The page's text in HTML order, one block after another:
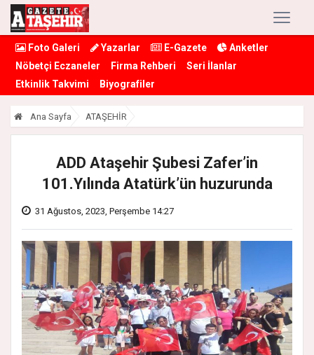
Foto Galeri Yazarlar E-Gazete
Anketler
Nöbetçi Eczaneler
Firma Rehberi
Seri İlanlar
Etkinlik Takvimi
Biyografiler
Ana Sayfa ATAŞEHİR
ADD Ataşehir Şubesi Zafer’in
101.Yılında Atatürk’ün huzurunda
31 Ağustos, 2023, Perşembe 14:27